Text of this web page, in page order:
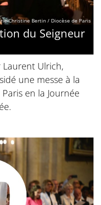
Christine Bertin / Diocèse de Paris
du Seigneur
Laurent Ulrich,
une messe à la
en la Journée